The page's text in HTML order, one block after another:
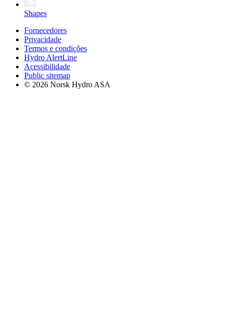
Shapes
Fornecedores
Privacidade
Termos e condições
Hydro AlertLine
Acessibilidade
Public sitemap
© 2026 Norsk Hydro ASA